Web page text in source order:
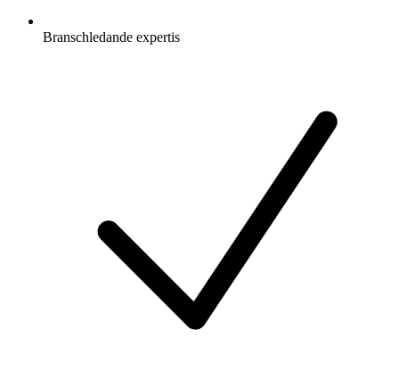
Branschledande expertis